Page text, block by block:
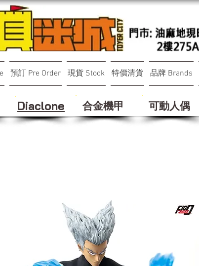
預訂 Pre Order 現貨 Stock 特價清貨 品牌 Brands
Diaclone 合金機甲 可動人偶